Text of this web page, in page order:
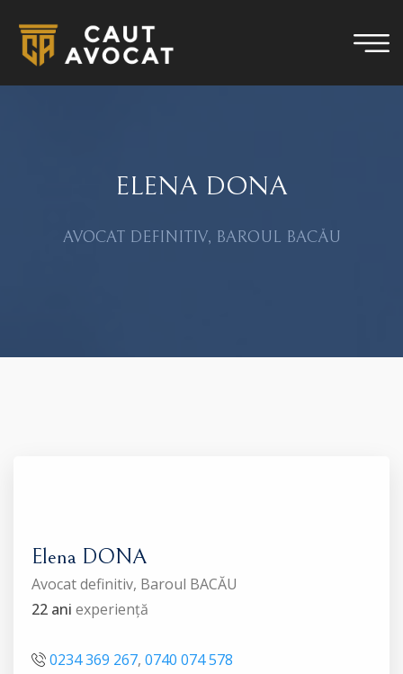
ELENA DONA
AVOCAT DEFINITIV, BAROUL BACĂU
Elena DONA
Avocat definitiv, Baroul BACĂU
22 ani experiență
0234 369 267, 0740 074 578